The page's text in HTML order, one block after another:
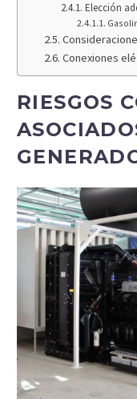
Elección
Conexiones
RIESGOS